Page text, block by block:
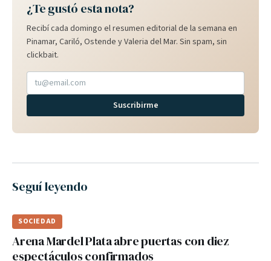
¿Te gustó esta nota?
Recibí cada domingo el resumen editorial de la semana en
Pinamar, Cariló, Ostende y Valeria del Mar. Sin spam, sin
clickbait.
Suscribirme
Seguí leyendo
SOCIEDAD
Arena Mardel Plata abre puertas con diez
espectáculos confirmados